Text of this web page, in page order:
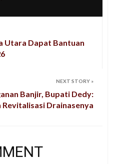
Utara Dapat Bantuan
NEXT STORY »
Banjir, Bupati Dedy:
Revitalisasi Drainasenya